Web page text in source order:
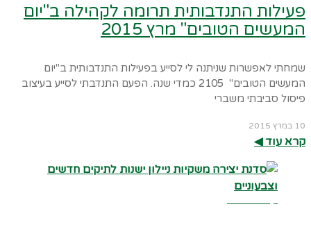
פעילות התנדבותית תרומה לקהילה ב"יום
המעשים הטובים" מרץ 2015
שמחתי לאפשרות שניתנה לי לסייע בפעילות התנדבותית ב"יום
המעשים הטובים" 2105 כמדי שנה. הפעם התנדבתי לסייע בעיצוב
פיסול סביבתי משברי
10 במרץ 2015
קרא עוד ◀︎